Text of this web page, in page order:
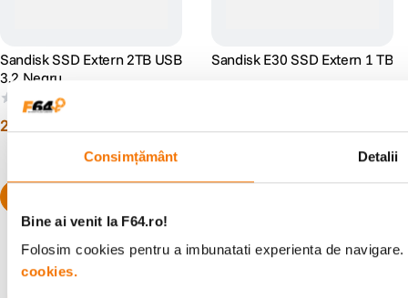
Consimțământ Detalii
Bine ai venit la F64.ro!
Folosim cookies pentru a imbunatati experienta de
cookies.
Sandisk SSD Extern 2TB USB
3.2 Negru
2
Sandisk E30 SSD Extern 1 TB